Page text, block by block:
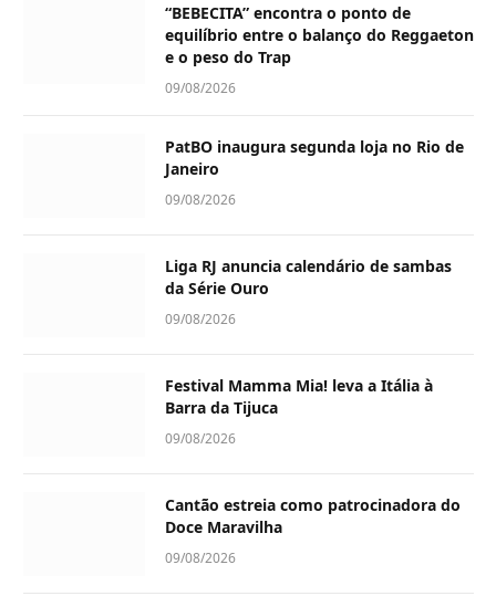
“BEBECITA” encontra o ponto de
equilíbrio entre o balanço do Reggaeton
e o peso do Trap
09/08/2026
PatBO inaugura segunda loja no Rio de
Janeiro
09/08/2026
Liga RJ anuncia calendário de sambas
da Série Ouro
09/08/2026
Festival Mamma Mia! leva a Itália à
Barra da Tijuca
09/08/2026
Cantão estreia como patrocinadora do
Doce Maravilha
09/08/2026